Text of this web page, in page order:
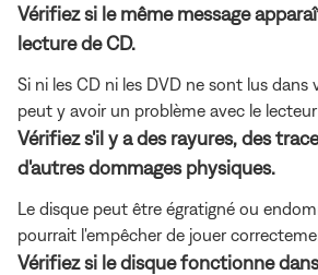
Vérifiez si le même message
lecture de CD.
Si ni les CD ni les DVD ne sont lus dans
peut y avoir un problème avec le lecteur
Vérifiez s'il y a des rayures, des
d'autres dommages physiques.
Le disque peut être égratigné ou
pourrait l'empêcher de jouer
Vérifiez si le disque fonctionne